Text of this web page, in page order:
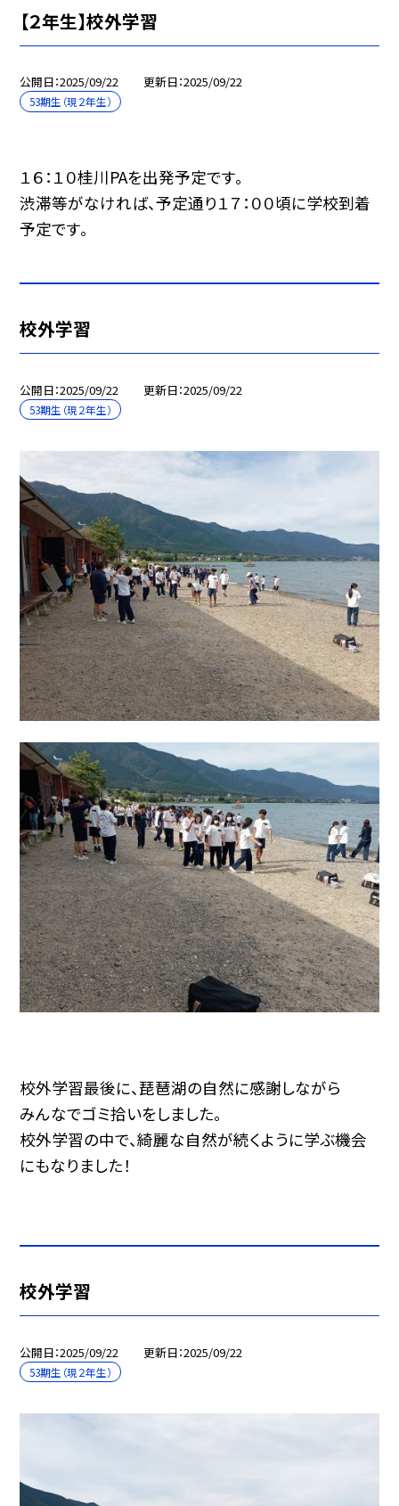
【２年生】校外学習
公開日 2025/09/22 更新日 2025/09/22
53期生（現２年生）
１６：１０桂川PAを出発予定です。
渋滞等がなければ、予定通り１７：００頃に学校到着
予定です。
校外学習
公開日 2025/09/22 更新日 2025/09/22
53期生（現２年生）
校外学習最後に、琵琶湖の自然に感謝しながら
みんなでゴミ拾いをしました。
校外学習の中で、綺麗な自然が続くように学ぶ機会
にもなりました！
校外学習
公開日 2025/09/22 更新日 2025/09/22
53期生（現２年生）